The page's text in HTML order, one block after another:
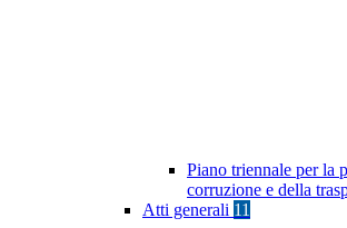
Piano triennale per la
corruzione e della
Atti generali 11